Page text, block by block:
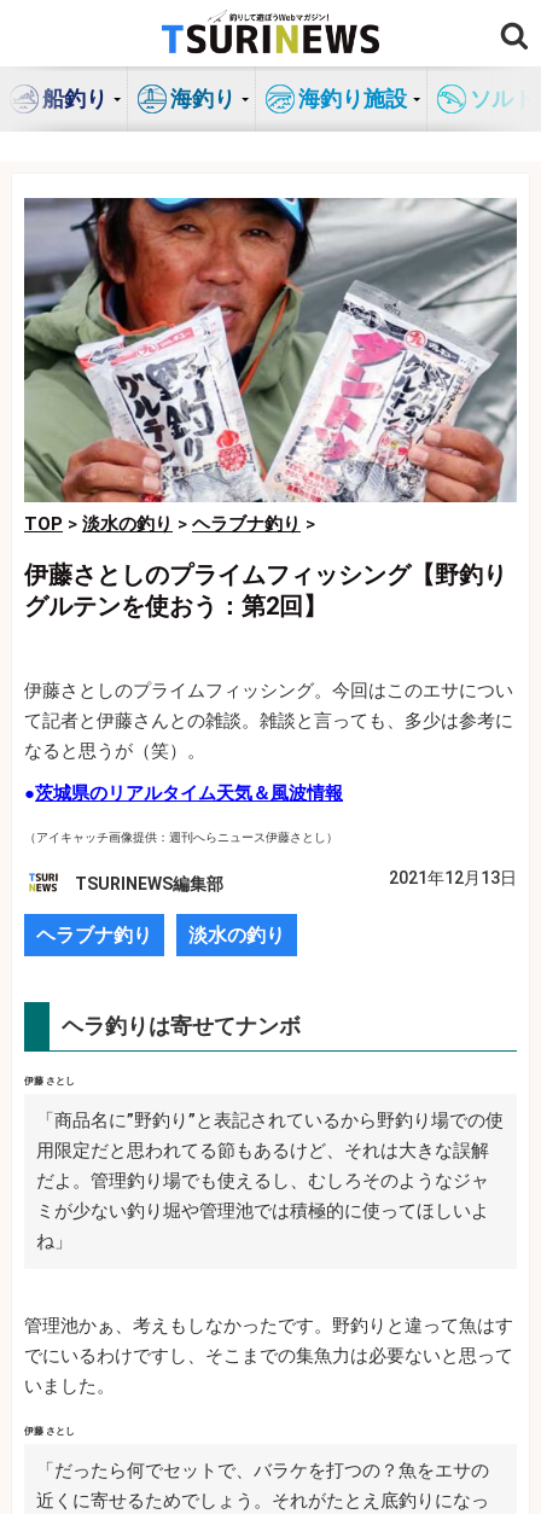
ン
船釣り 海釣り 海釣り施設 ソル
TOP > 淡水の釣り > ヘラブナ釣り >
伊藤さとしのプライムフィッシング【野釣り
グルテンを使おう：第2回】
伊藤さとしのプライムフィッシング。今回はこのエサについ
て記者と伊藤さんとの雑談。雑談と言っても、多少は参考に
なると思うが（笑）。
●茨城県のリアルタイム天気＆風波情報
（アイキャッチ画像提供：週刊へらニュース伊藤さとし）
TSURINEWS編集部 2021年12月13日
ヘラブナ釣り 淡水の釣り
ヘラ釣りは寄せてナンボ
伊藤 さとし
「商品名に”野釣り”と表記されているから野釣り場での使
用限定だと思われてる節もあるけど、それは大きな誤解
だよ。管理釣り場でも使えるし、むしろそのようなジャ
ミが少ない釣り堀や管理池では積極的に使ってほしいよ
ね」
管理池かぁ、考えもしなかったです。野釣りと違って魚はす
でにいるわけですし、そこまでの集魚力は必要ないと思って
いました。
伊藤 さとし
「だったら何でセットで、バラケを打つの？魚をエサの
近くに寄せるためでしょう。それがたとえ底釣りになっ